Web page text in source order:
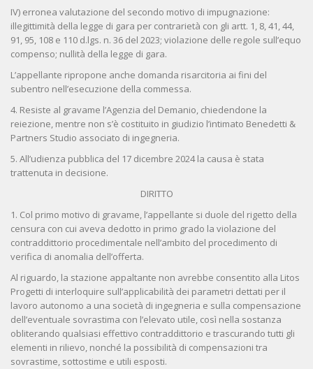
IV) erronea valutazione del secondo motivo di impugnazione:
illegittimità della legge di gara per contrarietà con gli artt. 1, 8, 41, 44,
91, 95, 108 e 110 d.lgs. n. 36 del 2023; violazione delle regole sull’equo
compenso; nullità della legge di gara.
L’appellante ripropone anche domanda risarcitoria ai fini del
subentro nell’esecuzione della commessa.
4. Resiste al gravame l’Agenzia del Demanio, chiedendone la
reiezione, mentre non s’è costituito in giudizio l’intimato Benedetti &
Partners Studio associato di ingegneria.
5. All’udienza pubblica del 17 dicembre 2024 la causa è stata
trattenuta in decisione.
DIRITTO
1. Col primo motivo di gravame, l’appellante si duole del rigetto della
censura con cui aveva dedotto in primo grado la violazione del
contraddittorio procedimentale nell’ambito del procedimento di
verifica di anomalia dell’offerta.
Al riguardo, la stazione appaltante non avrebbe consentito alla Litos
Progetti di interloquire sull’applicabilità dei parametri dettati per il
lavoro autonomo a una società di ingegneria e sulla compensazione
dell’eventuale sovrastima con l’elevato utile, così nella sostanza
obliterando qualsiasi effettivo contraddittorio e trascurando tutti gli
elementi in rilievo, nonché la possibilità di compensazioni tra
sovrastime, sottostime e utili esposti.